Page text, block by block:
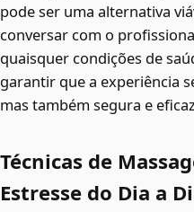
pode ser uma alternativa
conversar com o
quaisquer condições de
garantir que a experiência
mas também segura e
Técnicas de
Estresse do Dia a